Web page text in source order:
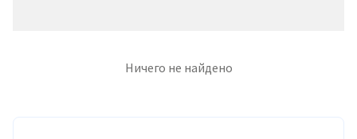
Ничего не найдено